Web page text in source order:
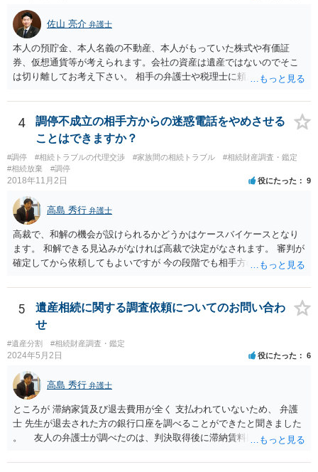
佐山 亮介 弁護士
本人の預貯金、本人名義の不動産、本人がもっていた株式や有価証
券、仮想通貨等が考えられます。会社の資産は遺産ではないのでそこ
は切り離してお考え下さい。 相手の弁護士や税理士に頼んでも守秘義
意に開示を求め、応じなければ「調査嘱託」という手続きを使って銀
行等に照会をかけることになるでしょう。 不動産は、相続登記が済ん
でいなければ市役所ないし区役所に、お子様と義父様のつながりがわ
かる戸籍一式を揃えてもちこみ、「名寄せ」という手続きをすると、
分かると思います。遺産分割協議書の偽造等により既に相続登記され
てしまっている場合は、住所などに当たりをつけて登記名義を調べて
すが、現代では、各々が自由に価格設定をしていますので、特に相場
はお示しできません。ただし、かつて日本弁護士連合会が設けていた
報酬基準を踏まえて価格設定している弁護士は一定数いると思います
ので、それが一応の目安となるでしょう。
4
調停不成立の相手方からの迷惑電話をやめさせる
ことはできますか？
#調停 #相続トラブルの代理交渉 #家族間の相続トラブル
#相続財産調査・鑑定
#相続放棄
#調停
2018年11月2日 役にたった 9
高島 秀行 弁護士
高裁で、和解の機会が設けられるかどうかはケースバイケースとなり
ます。 和解できる見込みがなければ高裁で決定がなされます。 審判が
確定してから依頼してもよいですが 今の段階でも相手方の連絡が迷惑
5
遺産相続に関する調査依頼についてのお問い合わ
せ
#遺産分割 #相続財産調査・鑑定
2024年5月2日 役にたった 6
高島 秀行 弁護士
ところが 滞納家賃及び退去費用が全く 支払われていないため、 弁護
士 先生が退去された方の銀行口座を調べることができたと聞きました
。 友人の弁護士が調べたのは、判決取得後に滞納賃料回収のため
預金の入出金履歴を調べたわけではありません。 残念ながら、事案